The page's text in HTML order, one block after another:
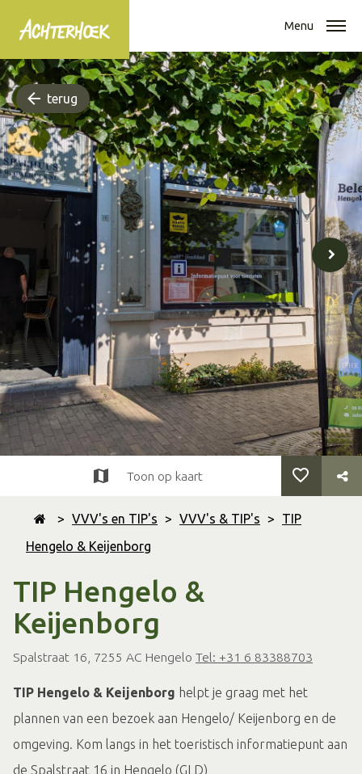
Menu
terug
> VVV's en TIP's > VVV's & TIP's >
TIP
Hengelo & Keijenborg
TIP Hengelo &
Keijenborg
Spalstraat 16, 7255 AC Hengelo Tel: +31 6 83388703
Toon op kaart
TIP Hengelo & Keijenborg helpt je graag met het
plannen van een bezoek aan Hengelo/ Keijenborg en de
omgeving. Kom langs in het toeristisch informatiepunt aan
de Spalstraat 16 in Hengelo (GLD)